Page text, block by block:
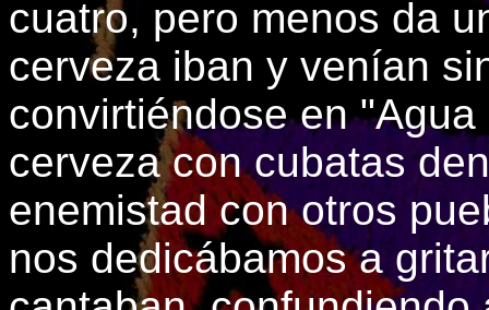
cuatro, pero menos da
cerveza iban y venían
convirtiéndose en
cerveza con cubatas
enemistad con otros
nos dedicábamos a